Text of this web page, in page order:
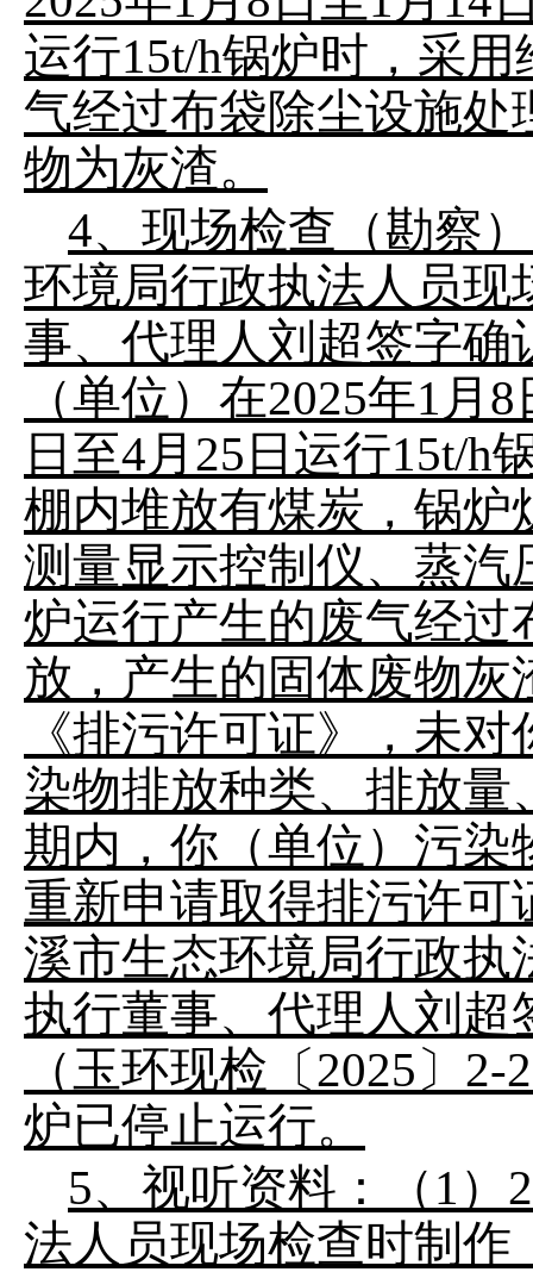
运行15t/h锅炉时，采
气经过布袋除尘设施处
物为灰渣。
4、现场检查（勘察
环境局行政执法人员
事、代理人刘超签字
（单位）在2025年1月
日至4月25日运行15t/h
棚内堆放有煤炭，锅
测量显示控制仪、蒸
炉运行产生的废气经过
放，产生的固体废物
《排污许可证》，未
染物排放种类、排放
期内，你（单位）污
重新申请取得排污许可
溪市生态环境局行政
执行董事、代理人刘
（玉环现检〔2025〕
炉已停止运行。
5、视听资料：（1）
法人员现场检查时制